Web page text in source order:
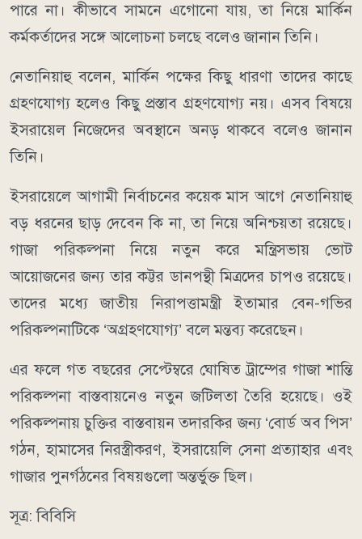
পারে না। কীভাবে সামনে এগোনো যায়, তা নিয়ে মার্কিন
কর্মকর্তাদের সঙ্গে আলোচনা চলছে বলেও জানান তিনি।
নেতানিয়াহু বলেন, মার্কিন পক্ষের কিছু ধারণা তাদের কাছে
গ্রহণযোগ্য হলেও কিছু প্রস্তাব গ্রহণযোগ্য নয়। এসব বিষয়ে
ইসরায়েল নিজেদের অবস্থানে অনড় থাকবে বলেও জানান
তিনি।
ইসরায়েলে আগামী নির্বাচনের কয়েক মাস আগে নেতানিয়াহু
বড় ধরনের ছাড় দেবেন কি না, তা নিয়ে অনিশ্চয়তা রয়েছে।
গাজা পরিকল্পনা নিয়ে নতুন করে মন্ত্রিসভায় ভোট
আয়োজনের জন্য তার কট্টর ডানপন্থী মিত্রদের চাপও রয়েছে।
তাদের মধ্যে জাতীয় নিরাপত্তামন্ত্রী ইতামার বেন-গভির
পরিকল্পনাটিকে ‘অগ্রহণযোগ্য’ বলে মন্তব্য করেছেন।
এর ফলে গত বছরের সেপ্টেম্বরে ঘোষিত ট্রাম্পের গাজা শান্তি
পরিকল্পনা বাস্তবায়নেও নতুন জটিলতা তৈরি হয়েছে। ওই
পরিকল্পনায় চুক্তির বাস্তবায়ন তদারকির জন্য ‘বোর্ড অব পিস’
গঠন, হামাসের নিরস্ত্রীকরণ, ইসরায়েলি সেনা প্রত্যাহার এবং
গাজার পুনর্গঠনের বিষয়গুলো অন্তর্ভুক্ত ছিল।
সূত্র: বিবিসি